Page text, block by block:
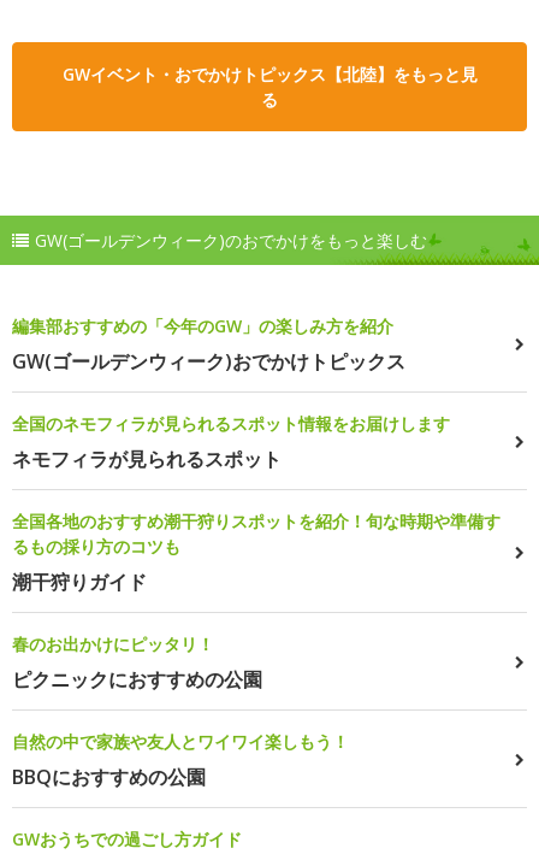
GWイベント・おでかけトピックス【北陸】をもっと見
る
GW(ゴールデンウィーク)のおでかけをもっと楽しむ
編集部おすすめの「今年のGW」の楽しみ方を紹介
GW(ゴールデンウィーク)おでかけトピックス
全国のネモフィラが見られるスポット情報をお届けします
ネモフィラが見られるスポット
全国各地のおすすめ潮干狩りスポットを紹介！旬な時期や準備す
るもの採り方のコツも
潮干狩りガイド
春のお出かけにピッタリ！
ピクニックにおすすめの公園
自然の中で家族や友人とワイワイ楽しもう！
BBQにおすすめの公園
GWおうちでの過ごし方ガイド